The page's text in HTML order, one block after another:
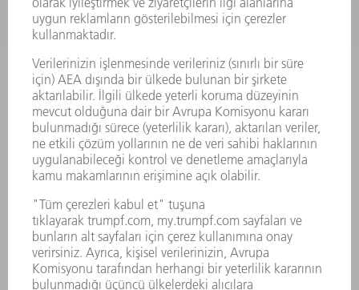
SMART FACTORY
YAZILIM
SERVISLER
UYGULAMALAR
SEKTÖRLER
ŞIRKET
KARIYER
SUNULAN POZISYONLAR
ŞIRKET PROFILI
YÖNETIM
FAALIYET RAPORU
ŞIRKET PRENSIPLERI
MEVZUATLARA UYUM
BILDIRIM SISTEMI
GÜVENLIK
BASIN BÜLTENLERI
DERGILER
SÜRDÜRÜLEBILIRLIK